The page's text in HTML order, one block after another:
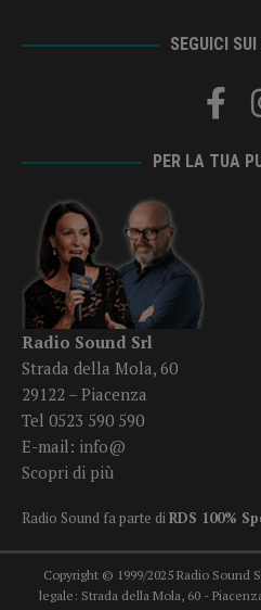
SEGUICI
PER LA TUA
Radio Sound Srl
Strada della Mola, 60
29122 – Piacenza
Tel 0523 590 590
E-mail: info@
Scopri di più
Radio Sound fa parte diRDS 100%
Copyright © 1999/2025 Radio Sound
legale: Strada della Mola, 60 -